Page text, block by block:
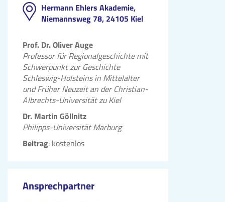
Hermann Ehlers Akademie,
Niemannsweg 78, 24105 Kiel
Prof. Dr. Oliver Auge
Professor für Regionalgeschichte mit
Schwerpunkt zur Geschichte
Schleswig-Holsteins in Mittelalter
und Früher Neuzeit an der Christian-
Albrechts-Universität zu Kiel
Dr. Martin Göllnitz
Philipps-Universität Marburg
Beitrag: kostenlos
Ansprechpartner